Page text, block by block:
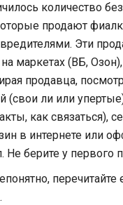
количество
продают
Эти
маркетах (ВБ,
продавца,
(свои ли или
как связаться),
в интернете или
Не берите у первого